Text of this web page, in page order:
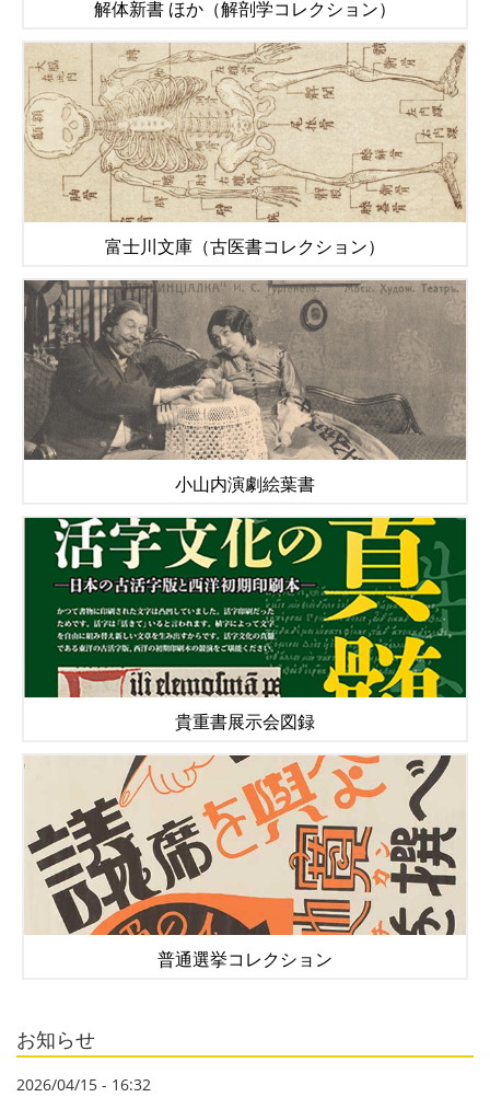
解体新書 ほか（解剖学コレクション）
富士川文庫（古医書コレクション）
小山内演劇絵葉書
貴重書展示会図録
普通選挙コレクション
お知らせ
2026/04/15 - 16:32